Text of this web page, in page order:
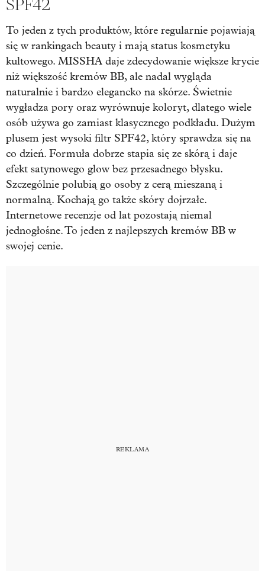
SPF42
To jeden z tych produktów, które regularnie pojawiają
się w rankingach beauty i mają status kosmetyku
kultowego. MISSHA daje zdecydowanie większe krycie
niż większość kremów BB, ale nadal wygląda
naturalnie i bardzo elegancko na skórze. Świetnie
wygładza pory oraz wyrównuje koloryt, dlatego wiele
osób używa go zamiast klasycznego podkładu. Dużym
plusem jest wysoki filtr SPF42, który sprawdza się na
co dzień. Formuła dobrze stapia się ze skórą i daje
efekt satynowego glow bez przesadnego błysku.
Szczególnie polubią go osoby z cerą mieszaną i
normalną. Kochają go także skóry dojrzałe.
Internetowe recenzje od lat pozostają niemal
jednogłośne. To jeden z najlepszych kremów BB w
swojej cenie.